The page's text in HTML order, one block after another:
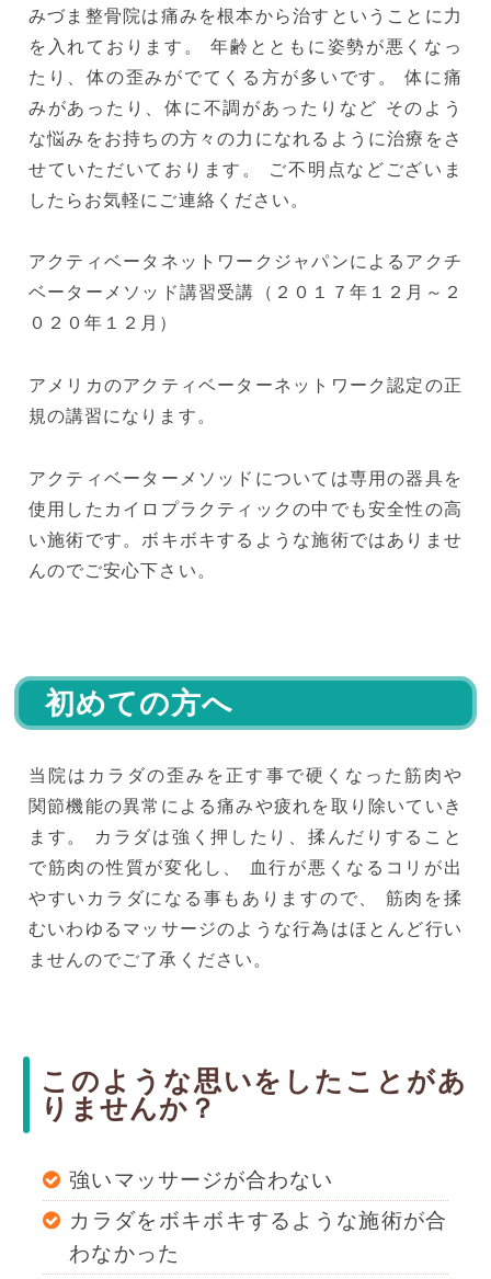
みづま整骨院は痛みを根本から治すということに力
を入れております。 年齢とともに姿勢が悪くなっ
たり、体の歪みがでてくる方が多いです。 体に痛
みがあったり、体に不調があったりなど そのよう
な悩みをお持ちの方々の力になれるように治療をさ
せていただいております。 ご不明点などございま
したらお気軽にご連絡ください。
アクティベータネットワークジャパンによるアクチ
ベーターメソッド講習受講（２０１７年１２月～２
０２０年１２月）
アメリカのアクティベーターネットワーク認定の正
規の講習になります。
アクティベーターメソッドについては専用の器具を
使用したカイロプラクティックの中でも安全性の高
い施術です。ボキボキするような施術ではありませ
んのでご安心下さい。
初めての方へ
当院はカラダの歪みを正す事で硬くなった筋肉や
関節機能の異常による痛みや疲れを取り除いていき
ます。 カラダは強く押したり、揉んだりすること
で筋肉の性質が変化し、 血行が悪くなるコリが出
やすいカラダになる事もありますので、 筋肉を揉
むいわゆるマッサージのような行為はほとんど行い
ませんのでご了承ください。
このような思いをしたことがあ
りませんか？
強いマッサージが合わない
カラダをボキボキするような施術が合
わなかった